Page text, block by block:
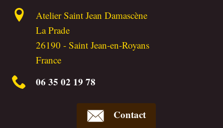
Atelier Saint Jean Damascène
La Prade
26190 -Saint Jean-en-Royans
France
06 35 02 19 78
Contact